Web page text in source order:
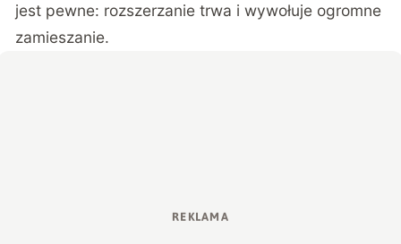
jest pewne: rozszerzanie trwa i wywołuje ogromne
zamieszanie.